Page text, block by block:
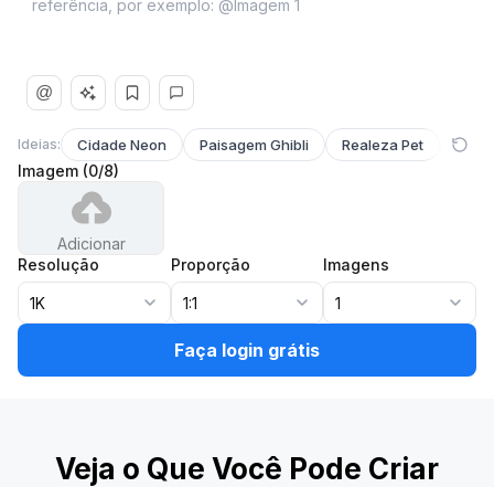
@
Ideias: Cidade Neon Paisagem Ghibli Realeza Pet
Imagem (0/8)
Adicionar
Resolução
1K
Proporção
1:1
Imagens
1
Faça login grátis
Veja o Que Você Pode Criar